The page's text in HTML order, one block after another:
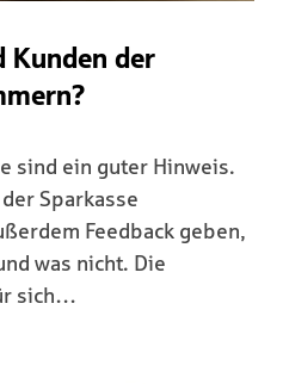
Kunden der
sind ein guter Hinweis.
Sparkasse
Feedback geben,
was nicht. Die
sich…